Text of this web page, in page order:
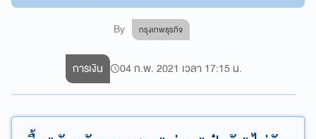
By กรุงเทพธุรกิจ
การเงิน 04 ก.พ. 2021 เวลา 17:15 น.